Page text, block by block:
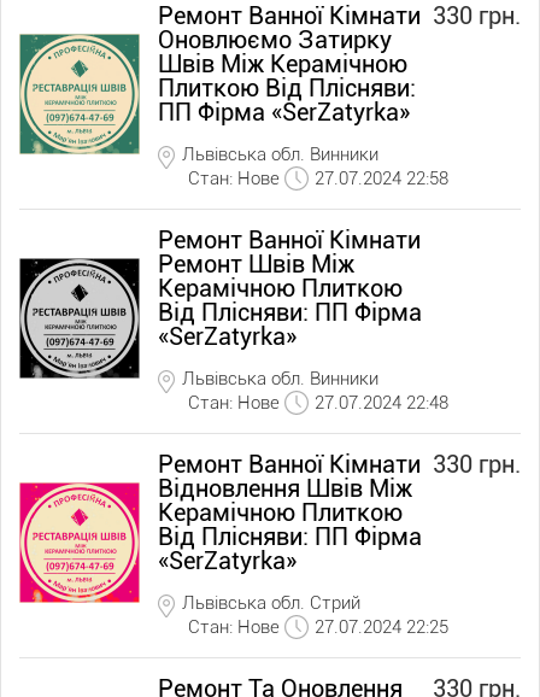
330 грн.
Ремонт Ванної Кімнати
Оновлюємо Затирку
Швів Між Керамічною
Плиткою Від Плісняви:
ПП Фірма «SerZatyrka»
Львівська обл. Винники
Стан: Нове
27.07.2024 22:58
Ремонт Ванної Кімнати
Ремонт Швів Між
Керамічною Плиткою
Від Плісняви: ПП Фірма
«SerZatyrka»
Львівська обл. Винники
Стан: Нове
27.07.2024 22:48
330 грн.
Ремонт Ванної Кімнати
Відновлення Швів Між
Керамічною Плиткою
Від Плісняви: ПП Фірма
«SerZatyrka»
Львівська обл. Стрий
Стан: Нове
27.07.2024 22:25
330 грн.
Ремонт Та Оновлення